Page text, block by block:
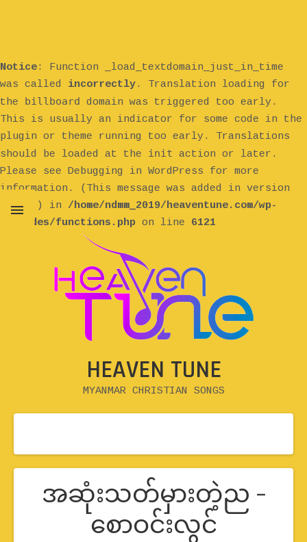
Notice: Function _load_textdomain_just_in_time
was called incorrectly. Translation loading for
the billboard domain was triggered too early.
This is usually an indicator for some code in the
plugin or theme running too early. Translations
should be loaded at the init action or later.
Please see Debugging in WordPress for more
information. (This message was added in version
6.7.0.) in /home/ndmm_2019/heaventune.com/wp-
includes/functions.php on line 6121
HEAVEN TUNE
MYANMAR CHRISTIAN SONGS
အဆုံးသတ်မှားတဲ့ည –
စောဝင်းလွင်